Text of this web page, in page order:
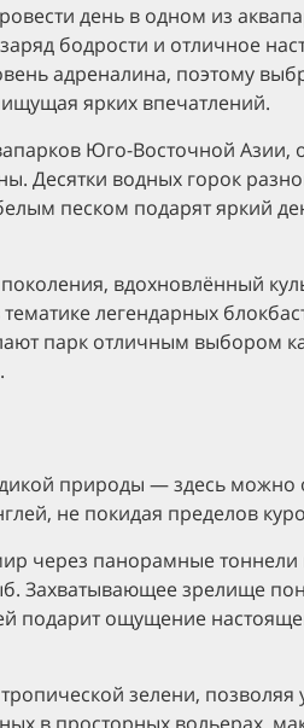
день в одном из
бодрости и отличное
адреналина, поэтому
ярких впечатлений.
Юго-Восточной Азии,
Десятки водных горок
песком подарят яркий
поколения, вдохновлённый
легендарных
парк отличным выбором
природы — здесь можно
не покидая пределов
через панорамные
Захватывающее зрелище
подарит ощущение
зелени, позволяя